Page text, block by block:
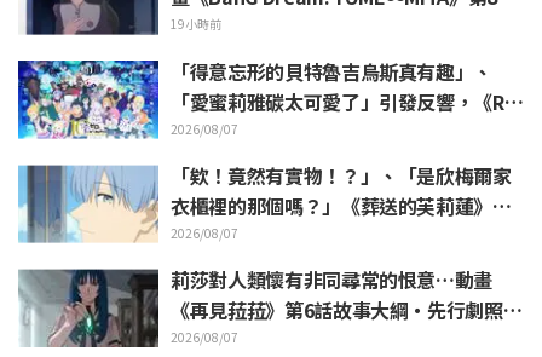
故事大綱與劇照公開
19小時前
「得意忘形的貝特魯吉烏斯真有趣」、
「愛蜜莉雅碳太可愛了」引發反響，《Re:
Zero》動畫10周年紀念活動視覺圖解禁
2026/08/07
「欸！竟然有實物！？」、「是欣梅爾家
衣櫃裡的那個嗎？」《葬送的芙莉蓮》第1
集登場的「暗黑龍的角」公開引發粉絲驚
愕
2026/08/07
莉莎對人類懷有非同尋常的恨意…動畫
《再見菈菈》第6話故事大綱・先行劇照公
開
2026/08/07